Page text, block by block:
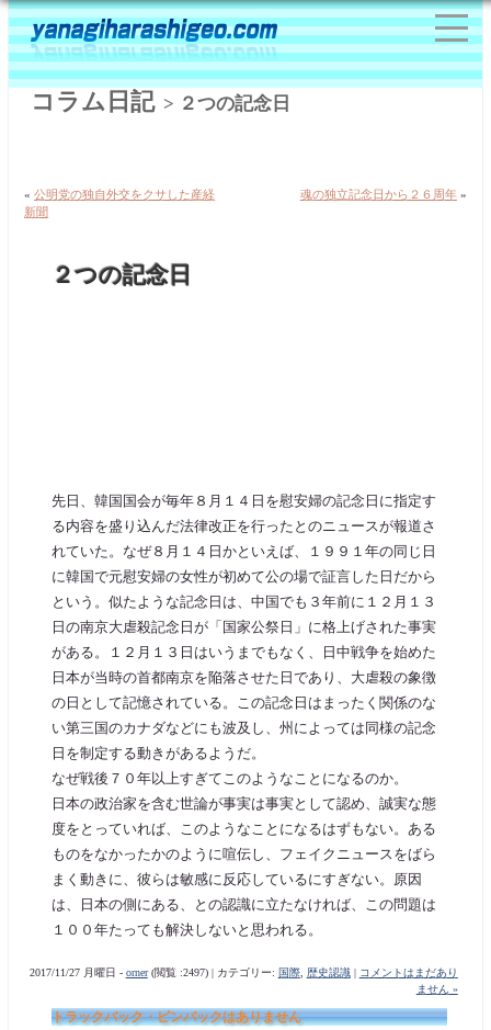
コラム日記> ２つの記念日
«公明党の独自外交をクサした産経
新聞
魂の独立記念日から２６周年»
２つの記念日
先日、韓国国会が毎年８月１４日を慰安婦の記念日に指定す
る内容を盛り込んだ法律改正を行ったとのニュースが報道さ
れていた。なぜ８月１４日かといえば、１９９１年の同じ日
に韓国で元慰安婦の女性が初めて公の場で証言した日だから
という。似たような記念日は、中国でも３年前に１２月１３
日の南京大虐殺記念日が「国家公祭日」に格上げされた事実
がある。１２月１３日はいうまでもなく、日中戦争を始めた
日本が当時の首都南京を陥落させた日であり、大虐殺の象徴
の日として記憶されている。この記念日はまったく関係のな
い第三国のカナダなどにも波及し、州によっては同様の記念
日を制定する動きがあるようだ。
なぜ戦後７０年以上すぎてこのようなことになるのか。
日本の政治家を含む世論が事実は事実として認め、誠実な態
度をとっていれば、このようなことになるはずもない。ある
ものをなかったかのように喧伝し、フェイクニュースをばら
まく動きに、彼らは敏感に反応しているにすぎない。原因
は、日本の側にある、との認識に立たなければ、この問題は
１００年たっても解決しないと思われる。
2017/11/27 月曜日 - orner(閲覧 :2497) | カテゴリー: 国際, 歴史認識|
コメントはまだあり
ません »
トラックバック・ピンバックはありません